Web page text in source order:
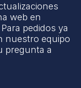
web en
pedidos ya
nuestro equipo
pregunta a